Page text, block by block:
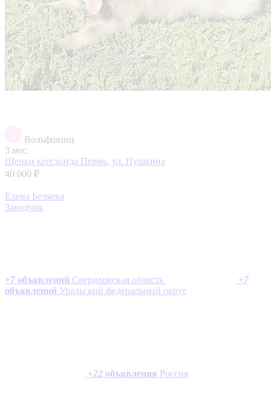
Вольфшпиц
3 мес.
Щенки кеесхонда Пермь, ул. Пушкина
40 000 ₽
Елена Беляева
Заводчик
+7 объявлений Свердловская область +7
объявлений Уральский федеральный округ
+22 объявления Россия